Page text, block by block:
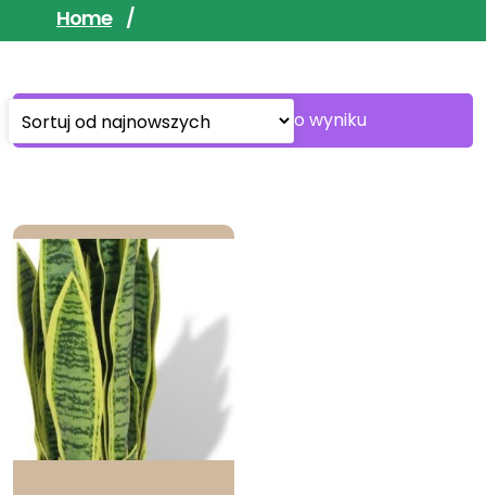
Home /
Wyświetlanie jednego wyniku